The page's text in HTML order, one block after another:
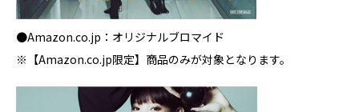
●Amazon.co.jp：オリジナルブロマイド
※【Amazon.co.jp限定】商品のみが対象となります。